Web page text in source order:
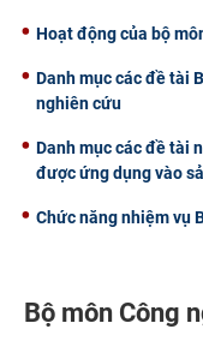
Hoạt động của bộ
Danh mục các đề tài
nghiên cứu
Danh mục các đề tài
được ứng dụng vào
Chức năng nhiệm vụ
Bộ môn Công